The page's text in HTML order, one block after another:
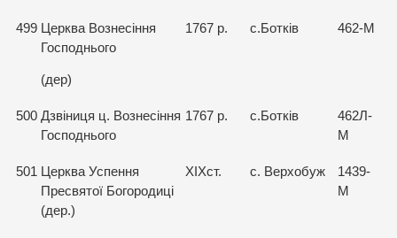
499 Церква Вознесіння
Господнього
(дер)
1767 р. с.Ботків 462-М
500 Дзвіниця ц. Вознесіння
Господнього
1767 р. с.Ботків
462Л-
М
501 Церква Успення
Пресвятої Богородиці
(дер.)
ХІХст. с. Верхобуж
1439-
М